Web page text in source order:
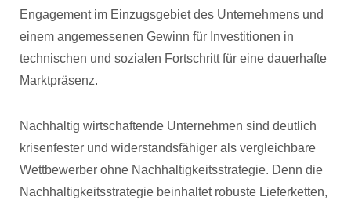
Engagement im Einzugsgebiet des Unternehmens und
einem angemessenen Gewinn für Investitionen in
technischen und sozialen Fortschritt für eine dauerhafte
Marktpräsenz.
Nachhaltig wirtschaftende Unternehmen sind deutlich
krisenfester und widerstandsfähiger als vergleichbare
Wettbewerber ohne Nachhaltigkeitsstrategie. Denn die
Nachhaltigkeitsstrategie beinhaltet robuste Lieferketten,